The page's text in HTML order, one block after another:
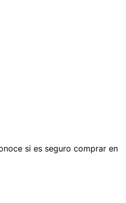
si es seguro comprar en